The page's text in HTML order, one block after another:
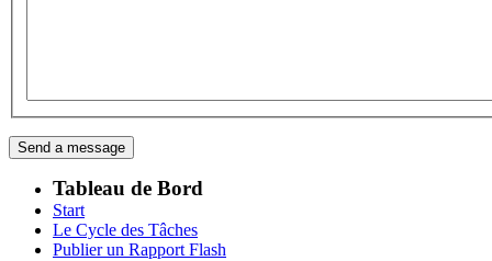
Tableau de Bord
Start
Le Cycle des Tâches
Publier un Rapport Flash